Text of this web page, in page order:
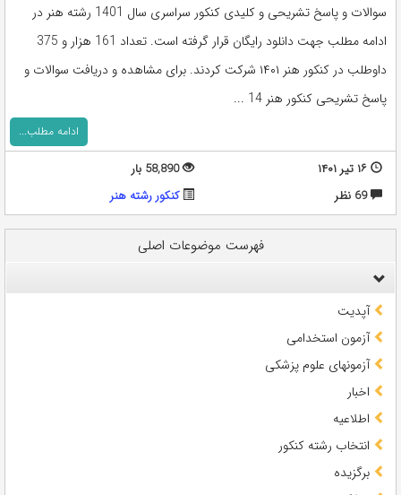
سوالات و پاسخ تشریحی و کلیدی کنکور سراسری سال 1401 رشته هنر در
ادامه مطلب جهت دانلود رایگان قرار گرفته است. تعداد 161 هزار و 375
داوطلب در کنکور هنر ۱۴۰۱ شرکت کردند. برای مشاهده و دریافت سوالات و
پاسخ تشریحی کنکور هنر 14 ...
ادامه مطلب...
۱۶ تیر ۱۴۰۱
58,890 بار
69 نظر
کنکور رشته هنر
فهرست موضوعات اصلی
آپدیت
آزمون استخدامی
آزمونهای علوم پزشکی
اخبار
اطلاعیه
انتخاب رشته کنکور
برگزیده